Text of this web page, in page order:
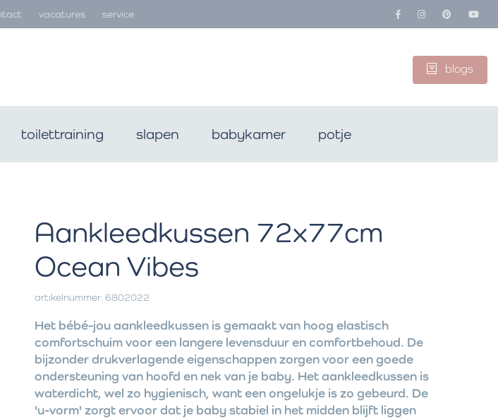
vacatures service
blogs
toilettraining slapen babykamer potje
Aankleedkussen 72x77cm
Ocean Vibes
artikelnummer: 6802022
Het bébé-jou aankleedkussen is gemaakt van hoog elastisch
comfortschuim voor een langere levensduur en comfortbehoud. De
bijzonder drukverlagende eigenschappen zorgen voor een goede
ondersteuning van hoofd en nek van je baby. Het aankleedkussen is
waterdicht, wel zo hygienisch, want een ongelukje is zo gebeurd. De
'u-vorm' zorgt ervoor dat je baby stabiel in het midden blijft liggen